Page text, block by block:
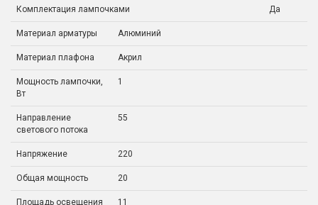
Комплектация лампочками Да
Материал арматуры Алюминий
Материал плафона Акрил
Мощность лампочки,
Вт
1
Направление
светового потока
55
Напряжение 220
Общая мощность 20
Площадь освещения 11